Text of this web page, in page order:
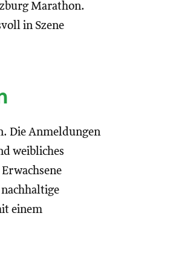
Marathon.
in Szene
Die Anmeldungen
weibliches
einem